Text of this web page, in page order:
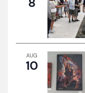
AUG
10